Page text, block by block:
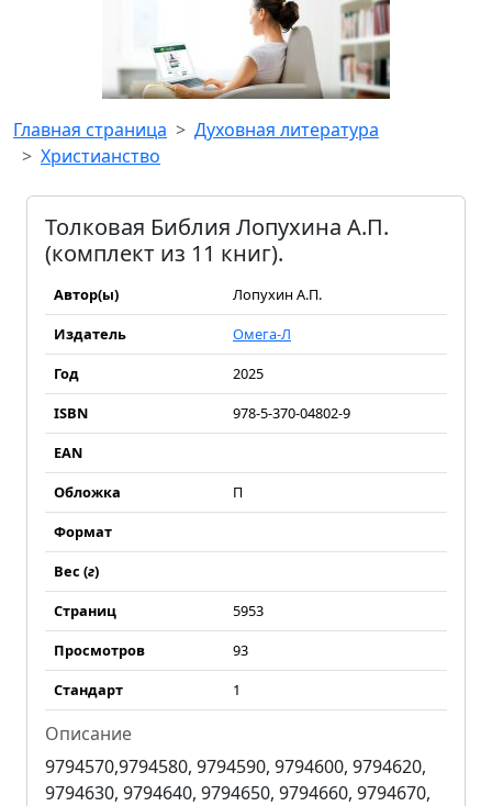
Главная страница
Духовная литература
Христианство
Толковая Библия Лопухина А.П.
(комплект из 11 книг).
Автор(ы)
Лопухин А.П.
Издатель
Омега-Л
Год
2025
ISBN
978-5-370-04802-9
EAN
Обложка
П
Формат
Вес (г)
Страниц
5953
Просмотров
93
Стандарт
1
Описание
9794570,9794580, 9794590, 9794600, 9794620,
9794630, 9794640, 9794650, 9794660, 9794670,